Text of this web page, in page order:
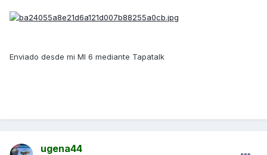
Enviado desde mi MI 6 mediante Tapatalk
ugena44